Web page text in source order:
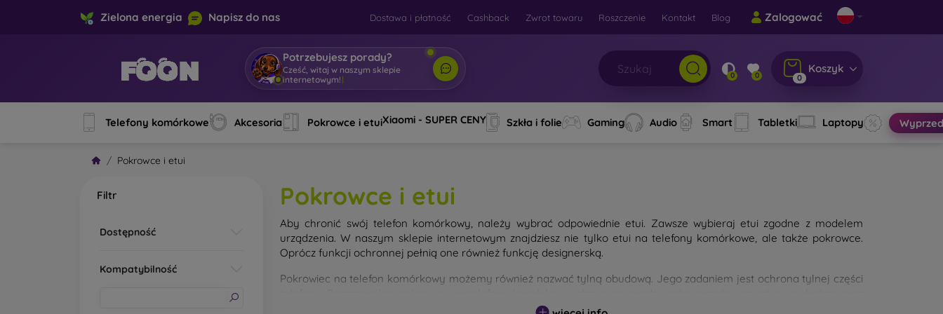
Zielona energia Napisz do nas Dostawa i płatność Cashback Zwrot towaru Roszczenie Kontakt Blog Zalogować
Potrzebujesz porady?
Cześć, witaj w naszym sklepie
internetowym!
0 0 0
Koszyk
Telefony komórkowe Akcesoria Pokrowce i etuiXiaomi - SUPER CENY Szkła i folie Gaming Audio Smart Tabletki Laptopy
Pokrowce i etui
Filtr
Dostępność
Kompatybilność
Pokrowce i etui
Aby chronić swój telefon komórkowy, należy wybrać odpowiednie etui. Zawsze wybieraj etui zgodne z modelem
urządzenia. W naszym sklepie internetowym znajdziesz nie tylko etui na telefony komórkowe, ale także pokrowce.
Oprócz funkcji ochronnej pełnią one również funkcję designerską.
Pokrowiec na telefon komórkowy możemy również nazwać tylną obudową. Jego zadaniem jest ochrona tylnej części